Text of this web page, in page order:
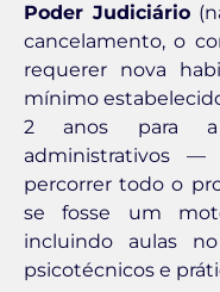
Poder Judiciário
cancelamento, o
requerer nova
mínimo
2 anos para a
administrativos —
percorrer todo o
se fosse um
incluindo aulas
psicotécnicos e